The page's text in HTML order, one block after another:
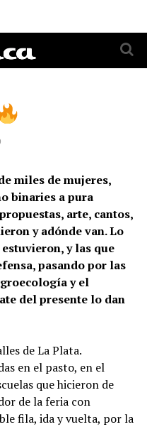
miles de mujeres,
binaries a pura
arte, cantos,
y adónde van. Lo
y las que
pasando por las
y el
del presente lo dan
de La Plata.
en el pasto, en el
que hicieron de
de la feria con
fila, ida y vuelta, por la